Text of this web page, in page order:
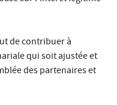
de contribuer à
qui soit ajustée et
des partenaires et